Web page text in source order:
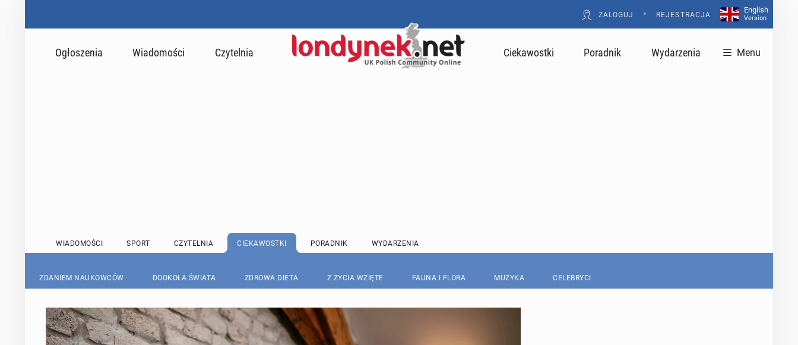
ZALOGUJ • REJESTRACJA
English
Version
Ogłoszenia Wiadomości Czytelnia Ciekawostki Poradnik Wydarzenia Menu
WIADOMOŚCI SPORT CZYTELNIA CIEKAWOSTKI PORADNIK WYDARZENIA
ZDANIEM NAUKOWCÓW DOOKOŁA ŚWIATA ZDROWA DIETA Z ŻYCIA WZIĘTE FAUNA I FLORA MUZYKA CELEBRYCI